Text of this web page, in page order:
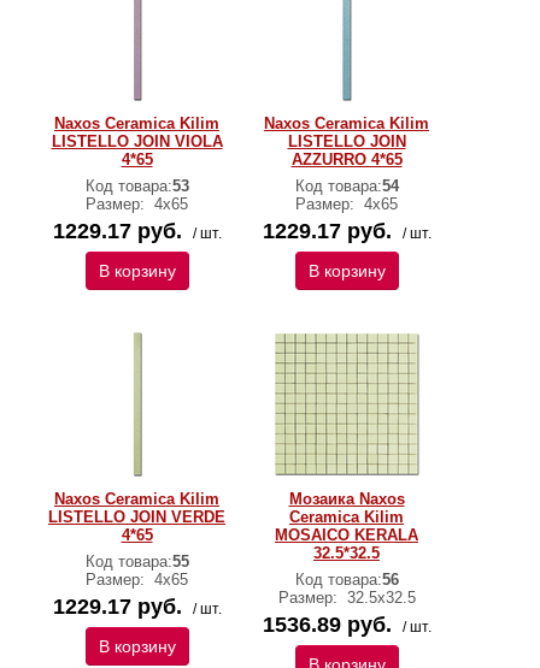
Naxos Ceramica Kilim
LISTELLO JOIN VIOLA
4*65
Код товара:53
Размер: 4x65
1229.17 руб. / шт.
В корзину
Naxos Ceramica Kilim
LISTELLO JOIN
AZZURRO 4*65
Код товара:54
Размер: 4x65
1229.17 руб. / шт.
В корзину
Naxos Ceramica Kilim
LISTELLO JOIN VERDE
4*65
Код товара:55
Размер: 4x65
1229.17 руб. / шт.
В корзину
Мозаика Naxos
Ceramica Kilim
MOSAICO KERALA
32.5*32.5
Код товара:56
Размер: 32.5x32.5
1536.89 руб. / шт.